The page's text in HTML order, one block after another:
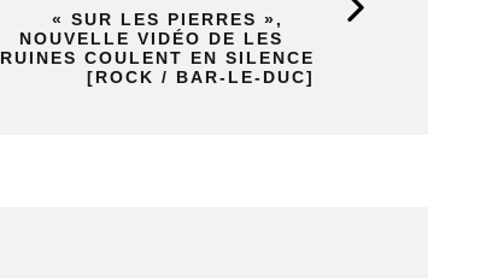
« SUR LES PIERRES »,
NOUVELLE VIDÉO DE LES
RUINES COULENT EN SILENCE
[ROCK / BAR-LE-DUC]